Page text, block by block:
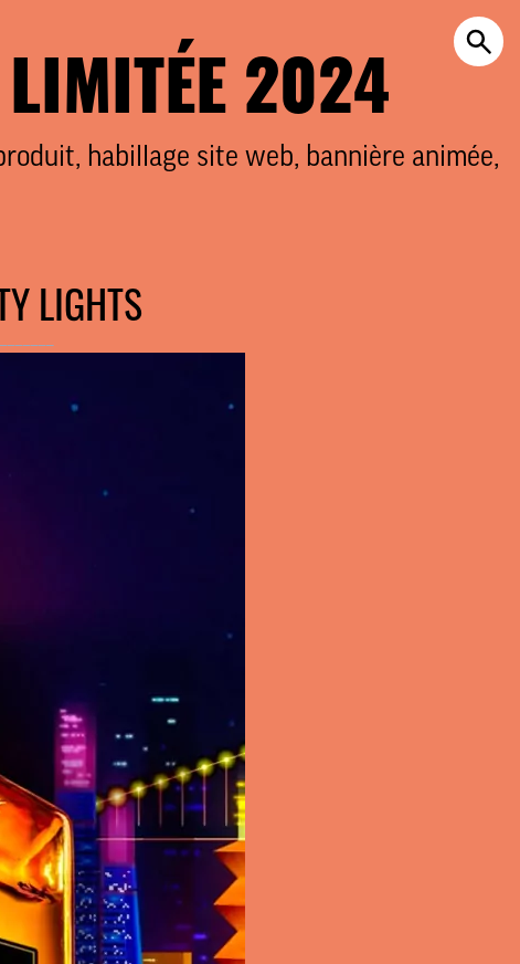
2024
habillage site web, bannière animée,
LIGHTS